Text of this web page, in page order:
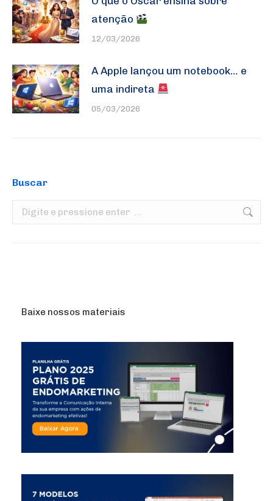
atenção
12/03/2026
A Apple lançou um notebook… e
uma indireta
05/03/2026
Buscar
Search:
Baixe nossos materiais